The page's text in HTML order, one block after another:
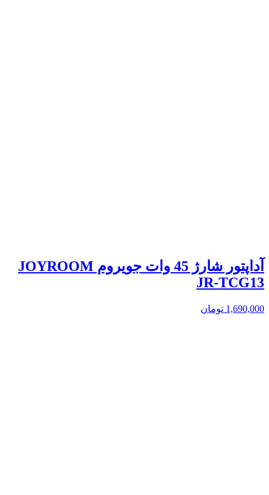
آداپتور شارژ 45 وات جویروم JOYROOM
JR-TCG13
1,690,000 تومان